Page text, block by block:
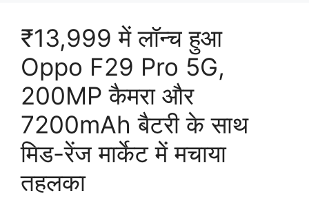
₹13,999 में लॉन्च हुआ
Oppo F29 Pro 5G,
200MP कैमरा और
7200mAh बैटरी के साथ
मिड-रेंज मार्केट में मचाया
तहलका